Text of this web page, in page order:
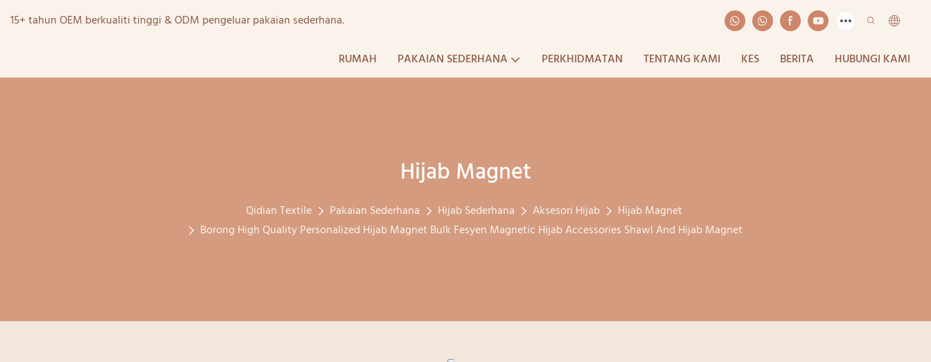
15+ tahun OEM berkualiti tinggi & ODM pengeluar pakaian sederhana.
RUMAH PAKAIAN SEDERHANA PERKHIDMATAN TENTANG KAMI KES BERITA HUBUNGI KAMI
Hijab Magnet
Qidian Textile Pakaian Sederhana Hijab Sederhana Aksesori Hijab
Hijab Magnet
Borong High Quality Personalized Hijab Magnet Bulk Fesyen Magnetic Hijab Accessories Shawl And Hijab Magnet